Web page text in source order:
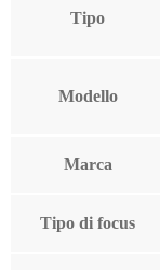
Tipo
Modello
Marca
Tipo di focus